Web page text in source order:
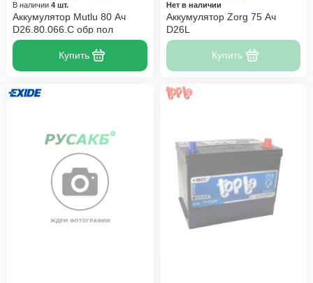
В наличии 4 шт.
Аккумулятор Mutlu 80 Ач
D26.80.066.C обр пол
Купить
Нет в наличии
Аккумулятор Zorg 75 Ач
D26L
Купить